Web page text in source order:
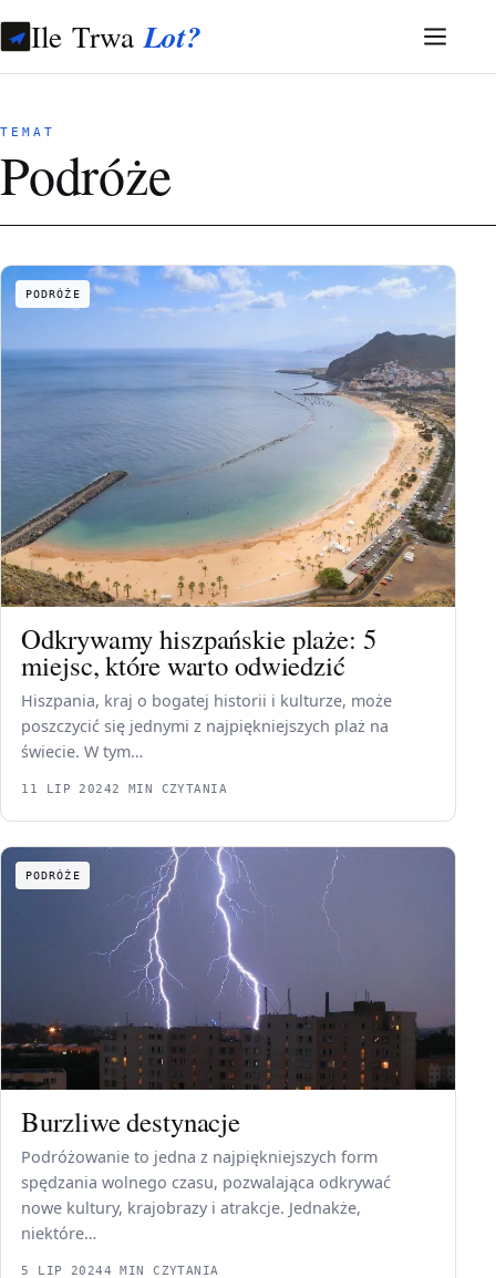
Ile TrwaLot?
TEMAT
Podróże
PODRÓŻE
Odkrywamy hiszpańskie plaże: 5
miejsc, które warto odwiedzić
Hiszpania, kraj o bogatej historii i kulturze, może
poszczycić się jednymi z najpiękniejszych plaż na
świecie. W tym…
11 LIP 20242 MIN CZYTANIA
PODRÓŻE
Burzliwe destynacje
Podróżowanie to jedna z najpiękniejszych form
spędzania wolnego czasu, pozwalająca odkrywać
nowe kultury, krajobrazy i atrakcje. Jednakże,
niektóre…
5 LIP 20244 MIN CZYTANIA